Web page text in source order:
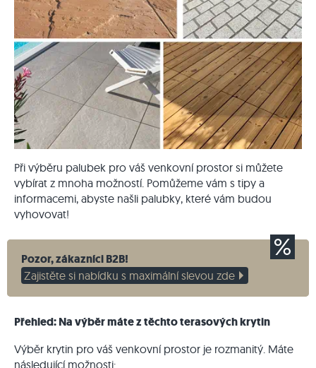
Při výběru palubek pro váš venkovní prostor si můžete
vybírat z mnoha možností. Pomůžeme vám s tipy a
informacemi, abyste našli palubky, které vám budou
vyhovovat!
Pozor, zákazníci B2B!
Zajistěte si nabídku s maximální slevou zde
Přehled: Na výběr máte z těchto terasových krytin
Výběr krytin pro váš venkovní prostor je rozmanitý. Máte
následující možnosti: